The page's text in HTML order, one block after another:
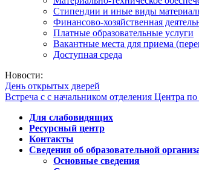
Стипендии и иные виды
Финансово-хозяйственная
Платные образовательные услуги
Вакантные места для приема
Доступная среда
Новости:
День открытых дверей
Встреча с с начальником отделения Центра
Для слабовидящих
Ресурсный центр
Контакты
Сведения об образовательной
Основные сведения